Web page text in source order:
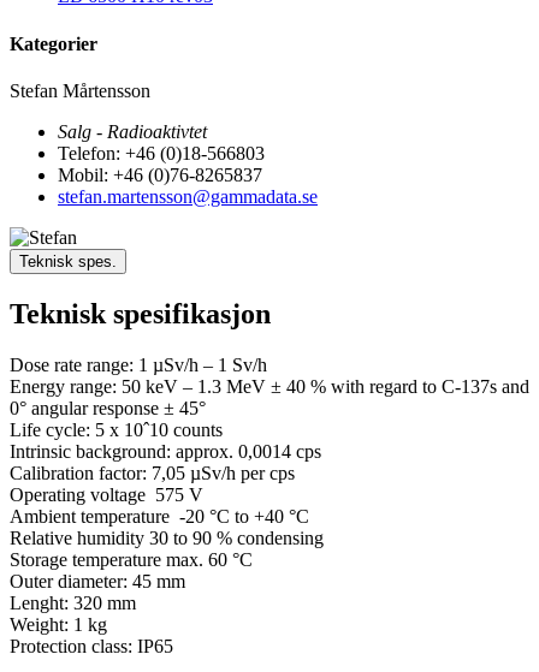
Kategorier
Stefan Mårtensson
Salg - Radioaktivtet
Telefon: +46 (0)18-566803
Mobil: +46 (0)76-8265837
stefan.martensson@gammadata.se
Teknisk spes.
Teknisk spesifikasjon
Dose rate range: 1 µSv/h – 1 Sv/h
Energy range: 50 keV – 1.3 MeV ± 40 % with regard to C-137s and
0° angular response ± 45°
Life cycle: 5 x 10ˆ10 counts
Intrinsic background: approx. 0,0014 cps
Calibration factor: 7,05 µSv/h per cps
Operating voltage 575 V
Ambient temperature -20 °C to +40 °C
Relative humidity 30 to 90 % condensing
Storage temperature max. 60 °C
Outer diameter: 45 mm
Lenght: 320 mm
Weight: 1 kg
Protection class: IP65